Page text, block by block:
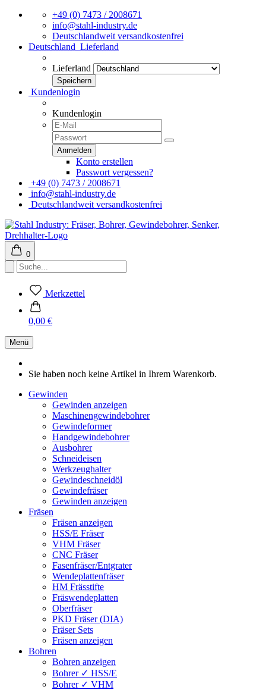
+49 (0) 7473 / 2008671
info@stahl-industry.de
Deutschlandweit versandkostenfrei
Deutschland Lieferland
Lieferland
Kundenlogin
Kundenlogin
Konto erstellen
Passwort vergessen?
+49 (0) 7473 / 2008671
info@stahl-industry.de
Deutschlandweit versandkostenfrei
0
Merkzettel
0,00 €
Menü
Sie haben noch keine Artikel in Ihrem Warenkorb.
Gewinden
Gewinden anzeigen
Maschinengewindebohrer
Gewindeformer
Handgewindebohrer
Ausbohrer
Schneideisen
Werkzeughalter
Gewindeschneidöl
Gewindefräser
Gewinden anzeigen
Fräsen
Fräsen anzeigen
HSS/E Fräser
VHM Fräser
CNC Fräser
Fasenfräser/Entgrater
Wendeplattenfräser
HM Frässtifte
Fräswendeplatten
Oberfräser
PKD Fräser (DIA)
Fräser Sets
Fräsen anzeigen
Bohren
Bohren anzeigen
Bohrer ✓ HSS/E
Bohrer ✓ VHM